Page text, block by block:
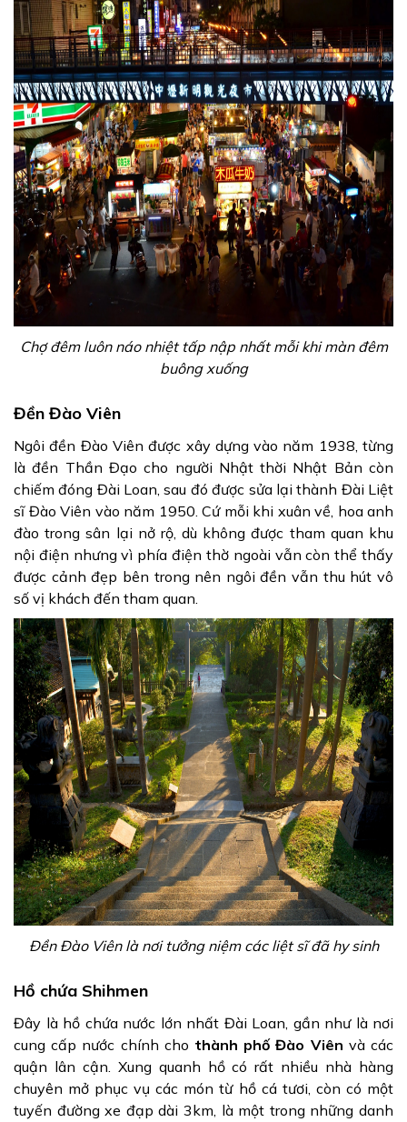
Chợ đêm luôn náo nhiệt tấp nập nhất mỗi khi màn đêm
buông xuống
Đền Đào Viên
Ngôi đền Đào Viên được xây dựng vào năm 1938, từng
là đền Thần Đạo cho người Nhật thời Nhật Bản còn
chiếm đóng Đài Loan, sau đó được sửa lại thành Đài Liệt
sĩ Đào Viên vào năm 1950. Cứ mỗi khi xuân về, hoa anh
đào trong sân lại nở rộ, dù không được tham quan khu
nội điện nhưng vì phía điện thờ ngoài vẫn còn thể thấy
được cảnh đẹp bên trong nên ngôi đền vẫn thu hút vô
số vị khách đến tham quan.
Đền Đào Viên là nơi tưởng niệm các liệt sĩ đã hy sinh
Hồ chứa Shihmen
Đây là hồ chứa nước lớn nhất Đài Loan, gần như là nơi
cung cấp nước chính cho thành phố Đào Viên và các
quận lân cận. Xung quanh hồ có rất nhiều nhà hàng
chuyên mở phục vụ các món từ hồ cá tươi, còn có một
tuyến đường xe đạp dài 3km, là một trong những danh